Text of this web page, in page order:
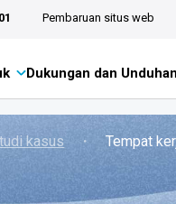
Pembaruan situs web
Dukungan dan Unduhan
kasus ・ Tempat